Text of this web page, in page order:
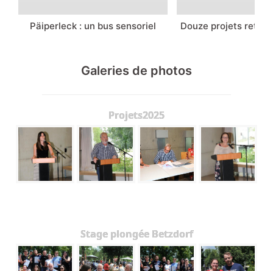
Päiperleck : un bus sensoriel Douze projets
Galeries de photos
Projets2025
Stage plongée Betzdorf